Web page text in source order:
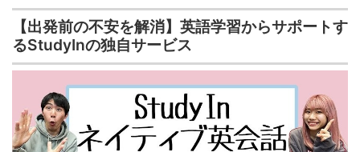
【出発前の不安を解消】英語学習からサポートす
るStudyInの独自サービス